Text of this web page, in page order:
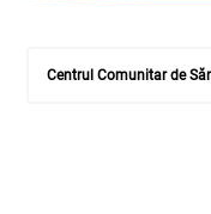
Centrul Comunitar de